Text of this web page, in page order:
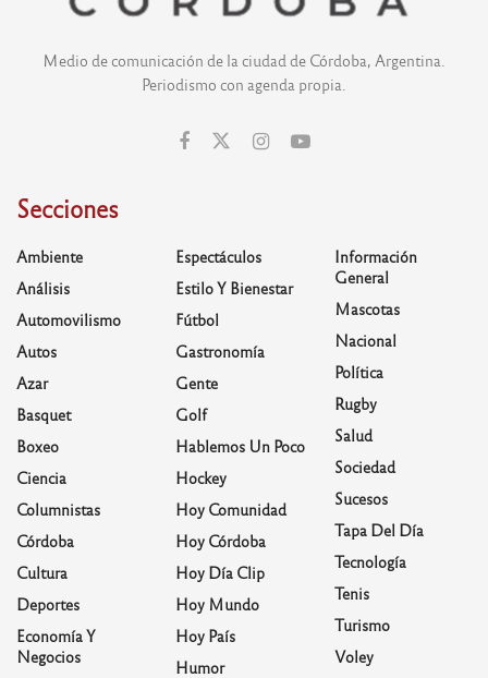
Medio de comunicación de la ciudad de Córdoba, Argentina.
Periodismo con agenda propia.
Secciones
Ambiente
Análisis
Automovilismo
Autos
Azar
Basquet
Boxeo
Ciencia
Columnistas
Córdoba
Cultura
Deportes
Economía Y
Negocios
Espectáculos
Estilo Y Bienestar
Fútbol
Gastronomía
Gente
Golf
Hablemos Un Poco
Hockey
Hoy Comunidad
Hoy Córdoba
Hoy Día Clip
Hoy Mundo
Hoy País
Humor
Información
General
Mascotas
Nacional
Política
Rugby
Salud
Sociedad
Sucesos
Tapa Del Día
Tecnología
Tenis
Turismo
Voley